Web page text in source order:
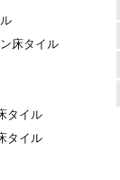
床タイル
タイル
タイル